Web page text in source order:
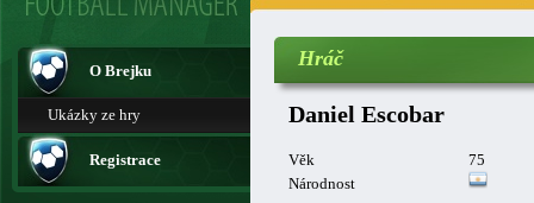
O Brejku
Ukázky ze hry
Registrace
Hráč
Daniel Escobar
Věk
75
Národnost